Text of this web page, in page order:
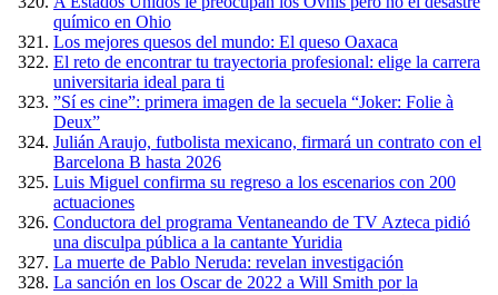
químico en Ohio
Los mejores quesos del mundo: El queso Oaxaca
El reto de encontrar tu trayectoria profesional: elige la carrera
universitaria ideal para ti
”Sí es cine”: primera imagen de la secuela “Joker: Folie à
Deux”
Julián Araujo, futbolista mexicano, firmará un contrato con el
Barcelona B hasta 2026
Luis Miguel confirma su regreso a los escenarios con 200
actuaciones
Conductora del programa Ventaneando de TV Azteca pidió
una disculpa pública a la cantante Yuridia
La muerte de Pablo Neruda: revelan investigación
La sanción en los Oscar de 2022 a Will Smith por la